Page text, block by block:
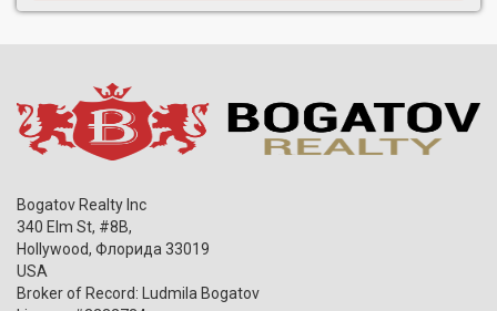
Bogatov Realty Inc
340 Elm St, #8B,
Hollywood, Флорида 33019
USA
Broker of Record: Ludmila Bogatov